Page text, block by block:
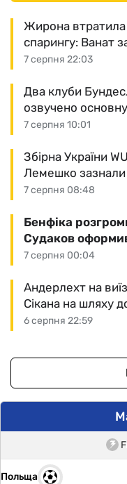
7 серпня 22:03
Жирона
спарингу: Ванат
7 серпня 10:01
Два клуби
озвучено
7 серпня 08:48
Збірна України
Лемешко
7 серпня 00:04
Бенфіка
Судаков
6 серпня 22:59
Андерлехт на
Сікана на шляху
Польща